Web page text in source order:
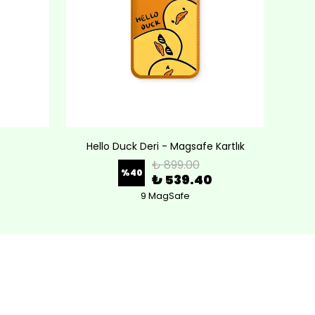
Hello Duck Deri - Magsafe Kartlık
%40 ₺ 899.00
₺ 539.40
9 MagSafe